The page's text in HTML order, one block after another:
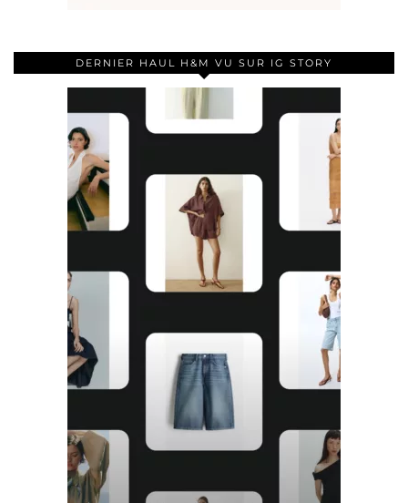
DERNIER HAUL H&M VU SUR IG STORY